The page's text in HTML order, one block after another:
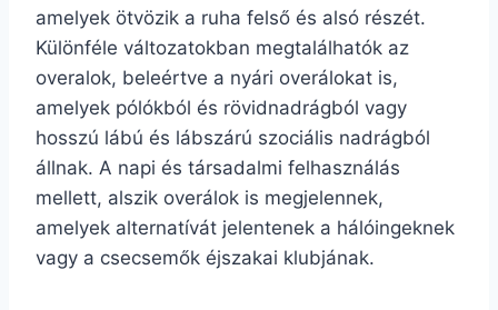
amelyek ötvözik a ruha felső és alsó részét.
Különféle változatokban megtalálhatók az
overalok, beleértve a nyári overálokat is,
amelyek pólókból és rövidnadrágból vagy
hosszú lábú és lábszárú szociális nadrágból
állnak. A napi és társadalmi felhasználás
mellett, alszik overálok is megjelennek,
amelyek alternatívát jelentenek a hálóingeknek
vagy a csecsemők éjszakai klubjának.